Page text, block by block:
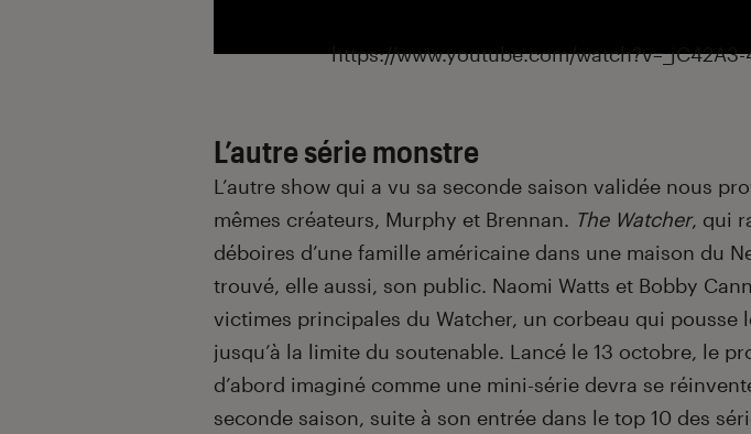
https://www.youtube.com/
L’autre série monstre
L’autre show qui a vu sa seconde saison validée nous
mêmes créateurs, Murphy et Brennan. The Watcher, qui
déboires d’une famille américaine dans une maison du
trouvé, elle aussi, son public. Naomi Watts et Bobby
victimes principales du Watcher, un corbeau qui pousse
jusqu’à la limite du soutenable. Lancé le 13 octobre, le
d’abord imaginé comme une mini-série devra se
seconde saison, suite à son entrée dans le top 10 des